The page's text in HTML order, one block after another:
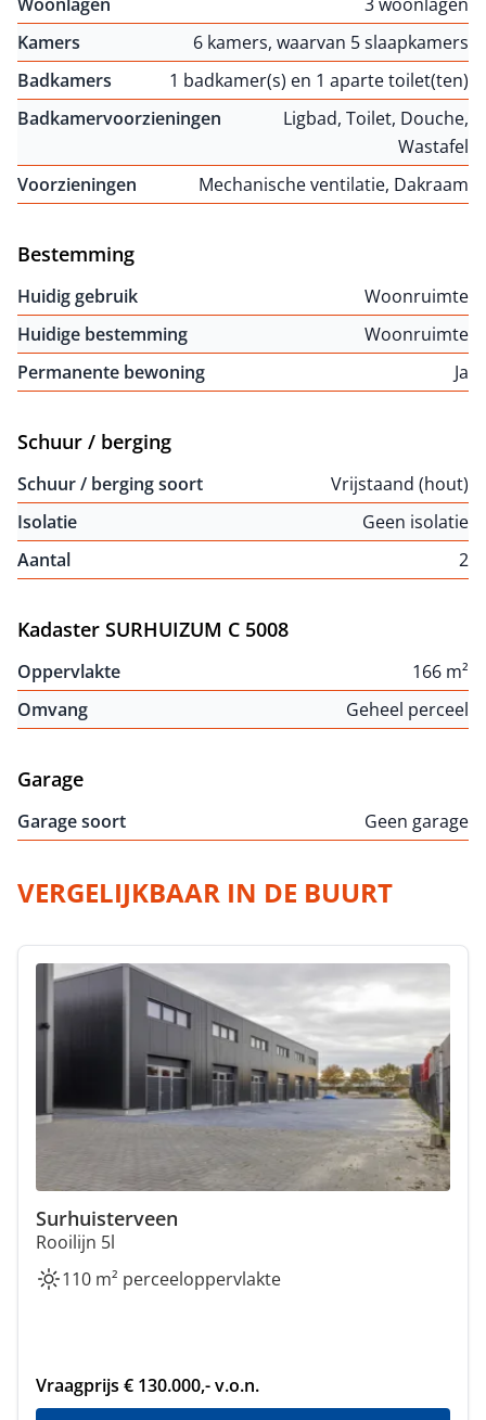
Kamers
6 kamers, waarvan 5 slaapkamers
Badkamers
1 badkamer(s) en 1 aparte toilet(ten)
Badkamervoorzieningen
Ligbad, Toilet, Douche,
Wastafel
Voorzieningen
Mechanische ventilatie, Dakraam
Bestemming
Huidig gebruik
Woonruimte
Huidige bestemming
Woonruimte
Permanente bewoning
Ja
Schuur / berging
Schuur / berging soort
Vrijstaand (hout)
Isolatie
Geen isolatie
Aantal
2
Kadaster SURHUIZUM C 5008
Oppervlakte
166 m²
Omvang
Geheel perceel
Garage
Garage soort Geen garage
VERGELIJKBAAR IN DE BUURT
Surhuisterveen
Rooilijn 5l
110 m² perceeloppervlakte
Vraagprijs € 130.000,- v.o.n.